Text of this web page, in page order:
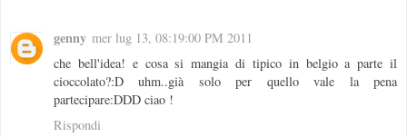
genny mer lug 13, 08:19:00 PM 2011
che bell'idea! e cosa si mangia di tipico in belgio a parte il
cioccolato?:D uhm..già solo per quello vale la pena
partecipare:DDD ciao !
Rispondi